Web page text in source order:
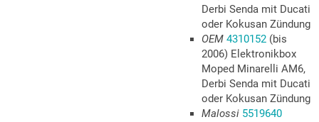
Derbi Senda mit Ducati
oder Kokusan Zündung
OEM 4310152(bis
2006) Elektronikbox
Moped Minarelli AM6,
Derbi Senda mit Ducati
oder Kokusan Zündung
Malossi 5519640